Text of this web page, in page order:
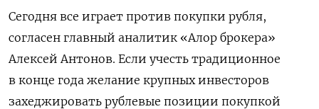
Сегодня все играет против покупки рубля,
согласен главный аналитик «Алор брокера»
Алексей Антонов. Если учесть традиционное
в конце года желание крупных инвесторов
захеджировать рублевые позиции покупкой